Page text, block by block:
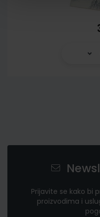
Prijavite se kako bi
proizvodima i